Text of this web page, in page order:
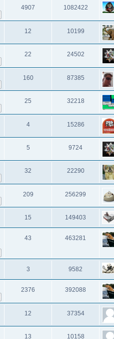
4907 1082422
12 10199
22 24502
160 87385
25 32218
4 15286
5 9724
32 22290
209 256299
15 149403
43 463281
3 9582
2376 392088
12 37354
13 10158